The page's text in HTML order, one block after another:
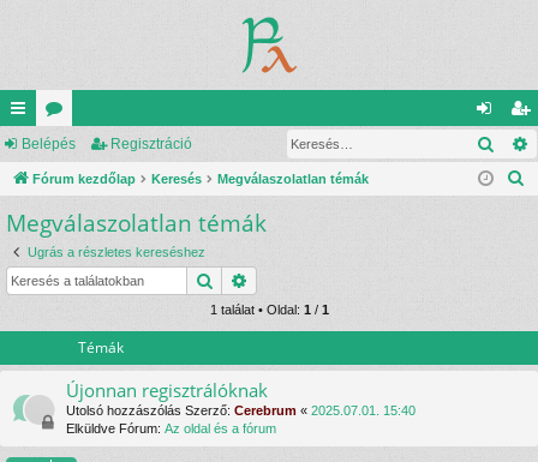
yo
rs
lin
ke
k
ór
u
m
ok
el
ép
eg
is
Belépés Regisztráció
Fórum kezdőlap Keresés Megválaszolatlan témák
s
Megválaszolatlan témák
Ugrás a részletes kereséshez
Keresés
1 találat • Oldal: 1 / 1
Témák
Újonnan regisztrálóknak
Utolsó hozzászólás Szerző: Cerebrum « 2025.07.01. 15:40
Elküldve Fórum: Az oldal és a fórum